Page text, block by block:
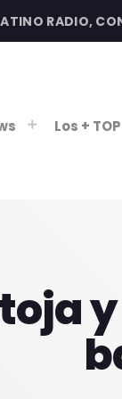
RADIO,
Los + TOP